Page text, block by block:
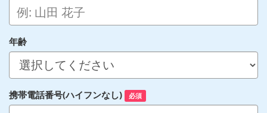
年齢
携帯電話番号(ハイフンなし) 必須